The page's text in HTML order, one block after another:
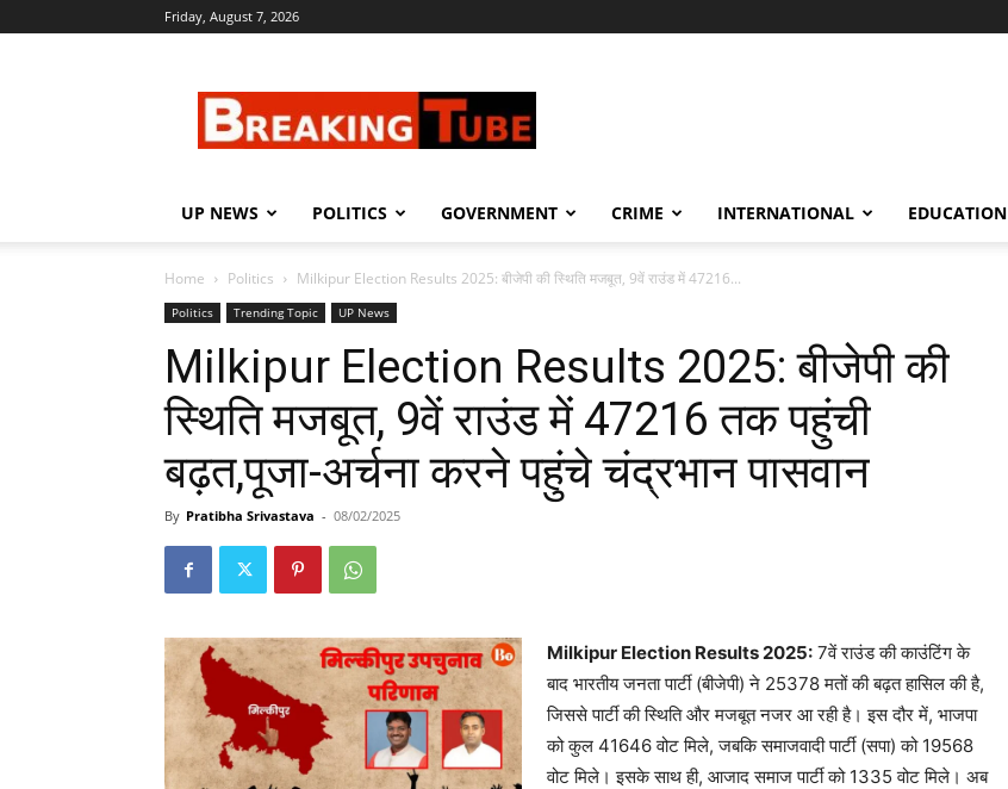
Friday, August 7, 2026
UP NEWS POLITICS GOVERNMENT CRIME INTERNATIONAL EDUCATION
Home Politics Milkipur Election Results 2025: बीजेपी की स्थिति मजबूत, 9वें राउंड में 47216...
Politics Trending Topic UP News
Milkipur Election Results 2025: बीजेपी की
स्थिति मजबूत, 9वें राउंड में 47216 तक पहुंची
बढ़त,पूजा-अर्चना करने पहुंचे चंद्रभान पासवान
By Pratibha Srivastava - 08/02/2025
Milkipur Election Results 2025: 7वें राउंड की काउंटिंग के
बाद भारतीय जनता पार्टी (बीजेपी) ने 25378 मतों की बढ़त हासिल की है,
जिससे पार्टी की स्थिति और मजबूत नजर आ रही है। इस दौर में, भाजपा
को कुल 41646 वोट मिले, जबकि समाजवादी पार्टी (सपा) को 19568
वोट मिले। इसके साथ ही, आजाद समाज पार्टी को 1335 वोट मिले। अब